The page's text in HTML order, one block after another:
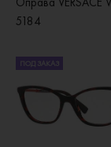
5184
ПОД ЗАКАЗ